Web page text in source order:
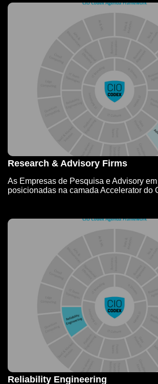
Research & Advisory Firms
As Empresas de Pesquisa e Advisory
posicionadas na camada Accelerator do
Reliability Engineering